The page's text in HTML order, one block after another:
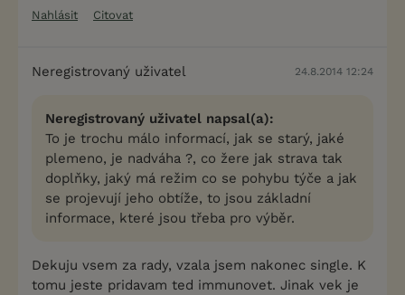
Nahlásit
Citovat
Neregistrovaný uživatel 24.8.2014 12:24
Neregistrovaný uživatel napsal(a):
To je trochu málo informací, jak se starý, jaké
plemeno, je nadváha ?, co žere jak strava tak
doplňky, jaký má režim co se pohybu týče a jak
se projevují jeho obtíže, to jsou základní
informace, které jsou třeba pro výběr.
Dekuju vsem za rady, vzala jsem nakonec single. K
tomu jeste pridavam ted immunovet. Jinak vek je